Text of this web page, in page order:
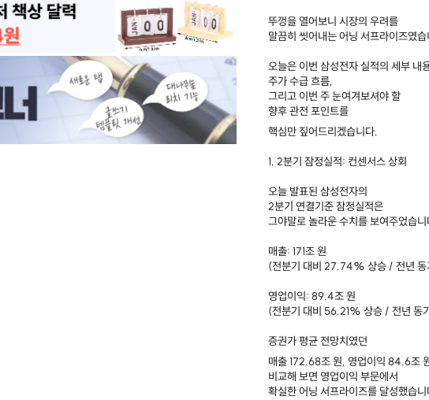
뚜껑을 열어보니 시장의 우려를
말끔히 씻어내는 어닝 서프라이즈였
오늘은 이번 삼성전자 실적의 세부 내
주가 수급 흐름,
그리고 이번 주 눈여겨보셔야 할
향후 관전 포인트를
핵심만 짚어드리겠습니다.
1. 2분기 잠정실적: 컨센서스 상회
오늘 발표된 삼성전자의
2분기 연결기준 잠정실적은
그야말로 놀라운 수치를 보여주었습
매출: 171조 원
(전분기 대비 27.74% 상승 / 전년
영업이익: 89.4조 원
(전분기 대비 56.21% 상승 / 전년 동
증권가 평균 전망치였던
매출 172.68조 원, 영업이익 84.6조
비교해 보면 영업이익 부문에서
확실한 어닝 서프라이즈를 달성했습